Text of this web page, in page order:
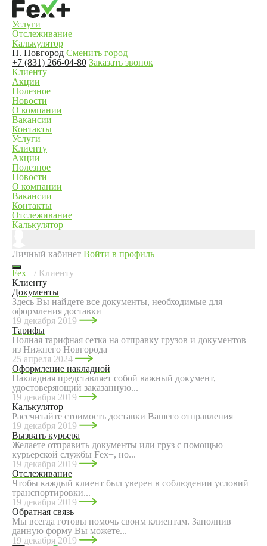
Услуги
Отслеживание
Калькулятор
Н. Новгород Сменить город
+7 (831) 266-04-80 Заказать звонок
Клиенту
Акции
Полезное
Новости
О компании
Вакансии
Контакты
Услуги
Клиенту
Акции
Полезное
Новости
О компании
Вакансии
Контакты
Отслеживание
Калькулятор
Личный кабинет Войти в профиль
Fex+ / Клиенту
Клиенту
Документы
Здесь Вы найдете все документы, необходимые для
оформления доставки
19 декабря 2019
Тарифы
Полная тарифная сетка на отправку грузов и документов
из Нижнего Новгорода
25 апреля 2024
Оформление накладной
Накладная представляет собой важный документ,
удостоверяющий заказанную...
19 декабря 2019
Калькулятор
Рассчитайте стоимость доставки Вашего отправления
19 декабря 2019
Вызвать курьера
Желаете отправить документы или груз с помощью
курьерской службы Fex+, но...
19 декабря 2019
Отслеживание
Чтобы каждый клиент был уверен в соблюдении условий
транспортировки...
19 декабря 2019
Обратная связь
Мы всегда готовы помочь своим клиентам. Заполнив
данную форму Вы можете...
19 декабря 2019